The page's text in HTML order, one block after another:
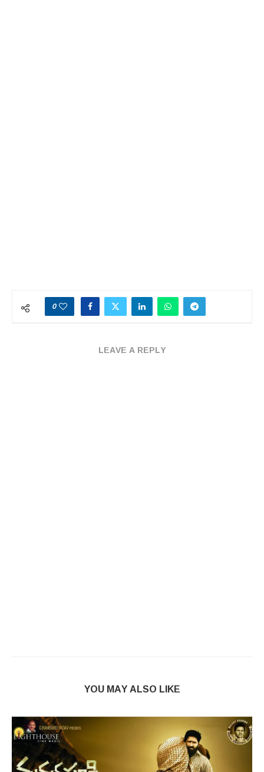
0
LEAVE A REPLY
YOU MAY ALSO LIKE